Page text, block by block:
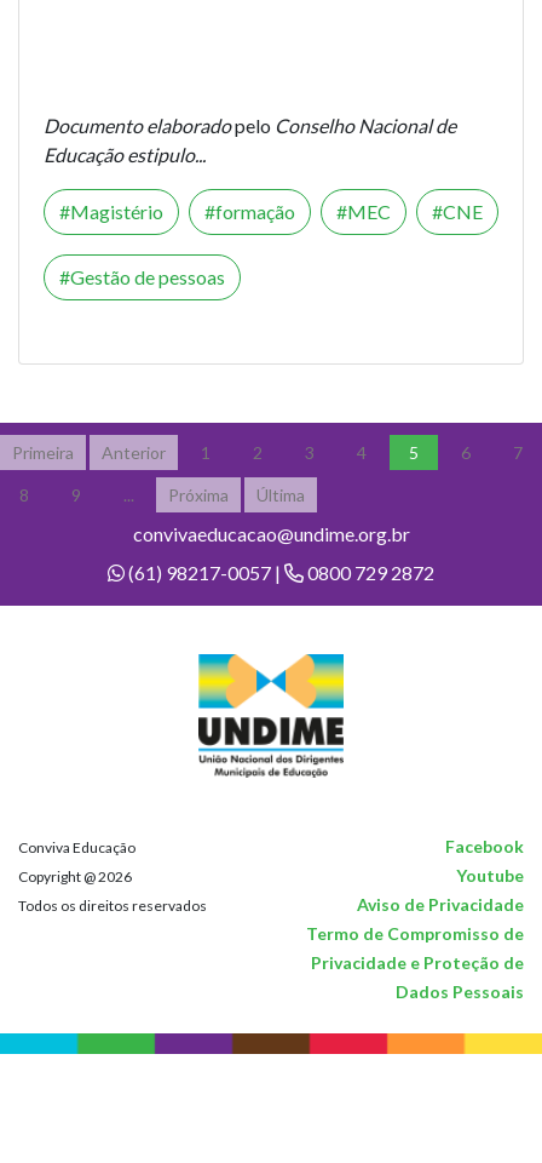
Documento elaboradopelo Conselho Nacional de
Educação estipulo...
Magistério formação MEC CNE
Gestão de pessoas
Primeira Anterior 1 2 3 4 5 6 7
8 9 ... Próxima Última
convivaeducacao@undime.org.br
(61) 98217-0057 |
0800 729 2872
Conviva Educação Facebook
Copyright @ 2026 Youtube
Todos os direitos reservados
Aviso de Privacidade
Termo de Compromisso de
Privacidade e Proteção de
Dados Pessoais